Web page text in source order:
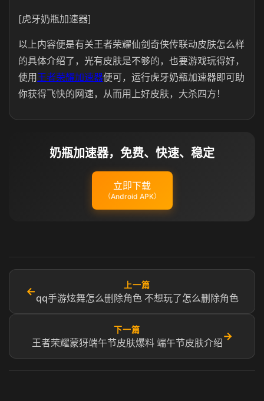
[虎牙奶瓶加速器]
以上内容便是有关王者荣耀仙剑奇侠传联动皮肤怎么样
的具体介绍了，光有皮肤是不够的，也要游戏玩得好，
使用 王者荣耀加速器便可，运行虎牙奶瓶加速器即可助
你获得飞快的网速，从而用上好皮肤，大杀四方！
奶瓶加速器，免费、快速、稳定
立即下载
（Android APK）
←
上一篇
qq手游炫舞怎么删除角色 不想玩了怎么删除角色
下一篇
王者荣耀蒙犽端午节皮肤爆料 端午节皮肤介绍
→